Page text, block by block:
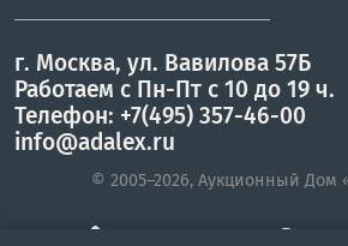
г. Москва, ул. Вавилова 57Б
Работаем с Пн-Пт с 10 до 19 ч.
Телефон: +7(495) 357-46-00
info@adalex.ru
© 2005–2026, Аукционный Дом